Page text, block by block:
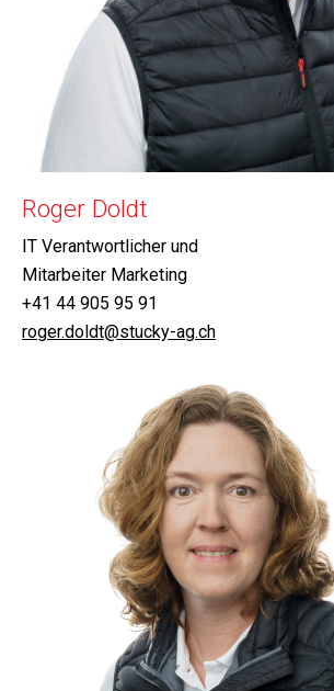
Roger Doldt
IT Verantwortlicher und
Mitarbeiter Marketing
+41 44 905 95 91
roger.doldt@stucky-ag.ch